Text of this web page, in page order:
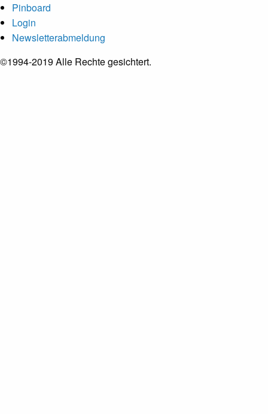
Pinboard
Login
Newsletterabmeldung
©1994-2019 Alle Rechte gesichtert.